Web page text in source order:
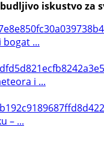
iskustvo
...
i ...
– ...